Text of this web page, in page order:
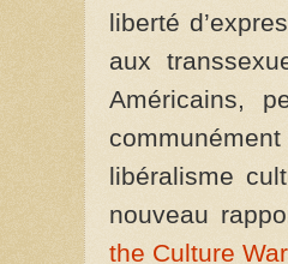
liberté
aux
Américains,
libéralisme
nouveau
the Culture